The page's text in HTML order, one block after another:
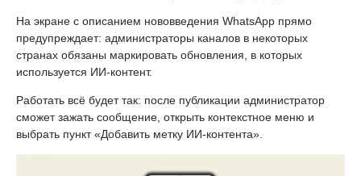
На экране с описанием нововведения WhatsApp прямо
предупреждает: администраторы каналов в некоторых
странах обязаны маркировать обновления, в которых
используется ИИ-контент.
Работать всё будет так: после публикации администратор
сможет зажать сообщение, открыть контекстное меню и
выбрать пункт «Добавить метку ИИ-контента».